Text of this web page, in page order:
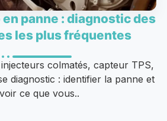
panne : diagnostic des
les plus fréquentes
colmatés, capteur TPS,
diagnostic : identifier la panne et
ce que vous..